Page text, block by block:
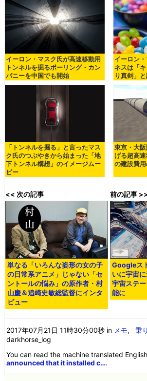
イーロン・マスク氏が高速移動用
トンネルを掘るボーリング・カン
パニーを中国でも開始
イーロン
ネスは「
り真剣」
「トンネルを掘る」と言ったマス
ク氏のつぶやきから始まった「地
下トンネル構想」のイメージムー
ビー
東京・大
げる超高
の建設費
<< 次の記事
単なる「いろんな姿形の女の子
の日常系アニメ」じゃない「セ
ントールの悩み」の原作者・村
山慶＆追崎史敏総監督にインタ
ビュー
前の記事
Googleス
いに宇宙
宇宙ステ
能に
2017年07月21日 11時30分00秒 in メモ,乗
darkhorse_log
You can read the machine translated
announced that it installed c….